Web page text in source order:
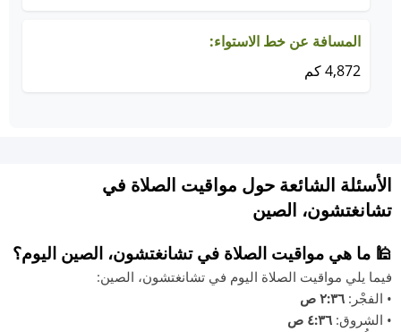
المسافة عن خط الاستواء:
4,872 كم
الأسئلة الشائعة حول مواقيت الصلاة في
تشانغتشون، الصين
🕌 ما هي مواقيت الصلاة في تشانغتشون، الصين اليوم؟
فيما يلي مواقيت الصلاة اليوم في تشانغتشون، الصين:
• الفجْر: ٢:٣٦ ص
• الشروق: ٤:٣٦ ص